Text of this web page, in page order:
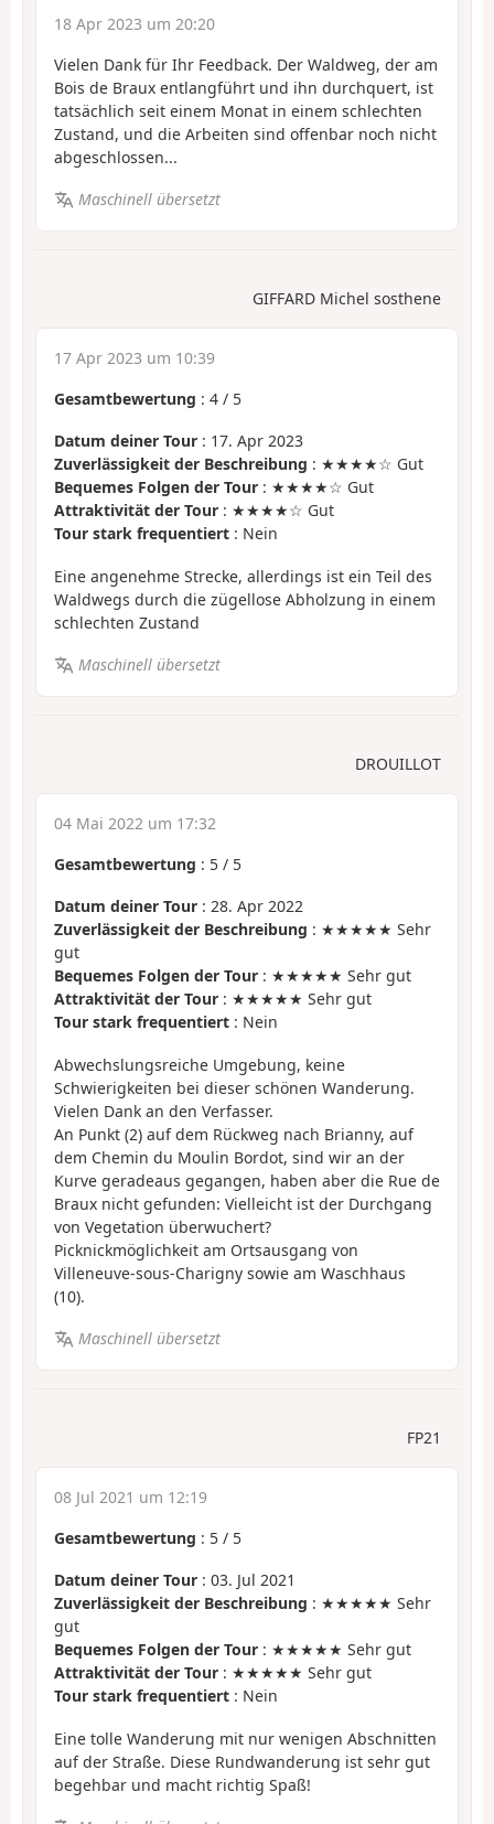
18 Apr 2023 um 20:20
Vielen Dank für Ihr Feedback. Der Waldweg, der am
Bois de Braux entlangführt und ihn durchquert, ist
tatsächlich seit einem Monat in einem schlechten
Zustand, und die Arbeiten sind offenbar noch nicht
abgeschlossen...
Maschinell übersetzt
GIFFARD Michel sosthene
17 Apr 2023 um 10:39
Gesamtbewertung : 4 / 5
Datum deiner Tour : 17. Apr 2023
Zuverlässigkeit der Beschreibung : ★★★★☆ Gut
Bequemes Folgen der Tour : ★★★★☆ Gut
Attraktivität der Tour : ★★★★☆ Gut
Tour stark frequentiert : Nein
Eine angenehme Strecke, allerdings ist ein Teil des
Waldwegs durch die zügellose Abholzung in einem
schlechten Zustand
Maschinell übersetzt
DROUILLOT
04 Mai 2022 um 17:32
Gesamtbewertung : 5 / 5
Datum deiner Tour : 28. Apr 2022
Zuverlässigkeit der Beschreibung : ★★★★★ Sehr
gut
Bequemes Folgen der Tour : ★★★★★ Sehr gut
Attraktivität der Tour : ★★★★★ Sehr gut
Tour stark frequentiert : Nein
Abwechslungsreiche Umgebung, keine
Schwierigkeiten bei dieser schönen Wanderung.
Vielen Dank an den Verfasser.
An Punkt (2) auf dem Rückweg nach Brianny, auf
dem Chemin du Moulin Bordot, sind wir an der
Kurve geradeaus gegangen, haben aber die Rue de
Braux nicht gefunden: Vielleicht ist der Durchgang
von Vegetation überwuchert?
Picknickmöglichkeit am Ortsausgang von
Villeneuve-sous-Charigny sowie am Waschhaus
(10).
Maschinell übersetzt
FP21
08 Jul 2021 um 12:19
Gesamtbewertung : 5 / 5
Datum deiner Tour : 03. Jul 2021
Zuverlässigkeit der Beschreibung : ★★★★★ Sehr
gut
Bequemes Folgen der Tour : ★★★★★ Sehr gut
Attraktivität der Tour : ★★★★★ Sehr gut
Tour stark frequentiert : Nein
Eine tolle Wanderung mit nur wenigen Abschnitten
auf der Straße. Diese Rundwanderung ist sehr gut
begehbar und macht richtig Spaß!